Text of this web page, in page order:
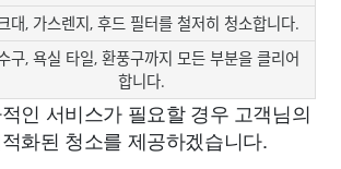
대, 가스렌지, 후드 필터를 철저히 청소합니다.
구, 욕실 타일, 환풍구까지 모든 부분을 클리어
합니다.
인 서비스가 필요할 경우 고객님의
화된 청소를 제공하겠습니다.